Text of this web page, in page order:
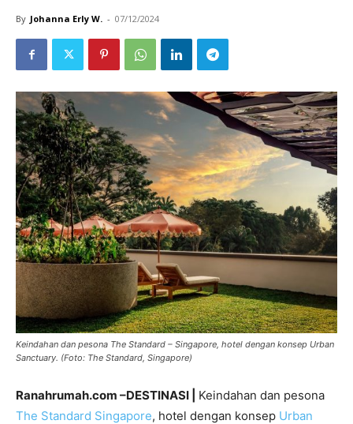
By Johanna Erly W. - 07/12/2024
Keindahan dan pesona The Standard – Singapore, hotel dengan konsep Urban
Sanctuary. (Foto: The Standard, Singapore)
Ranahrumah.com –DESTINASI | Keindahan dan pesona
The Standard Singapore, hotel dengan konsep Urban